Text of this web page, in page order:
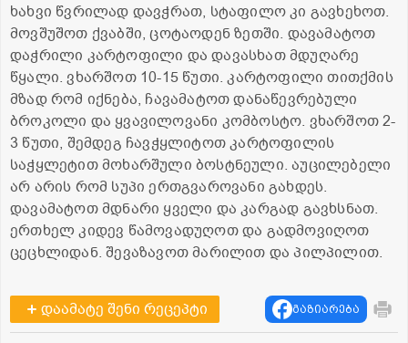
ხახვი წვრილად დავჭრათ, სტაფილო კი გავხეხოთ.
მოვშუშოთ ქვაბში, ცოტაოდენ ზეთში. დავამატოთ
დაჭრილი კარტოფილი და დავასხათ მდუღარე
წყალი. ვხარშოთ 10-15 წუთი. კარტოფილი თითქმის
მზად რომ იქნება, ჩავამატოთ დანაწევრებული
ბროკოლი და ყვავილოვანი კომბოსტო. ვხარშოთ 2-
3 წუთი, შემდეგ ჩავჭყლიტოთ კარტოფილის
საჭყლეტით მოხარშული ბოსტნეული. აუცილებელი
არ არის რომ სუპი ერთგვაროვანი გახდეს.
დავამატოთ მდნარი ყველი და კარგად გავხსნათ.
ერთხელ კიდევ წამოვადუღოთ და გადმოვიღოთ
ცეცხლიდან. შევაზავოთ მარილით და პილპილით.
დაამატე შენი რეცეპტი გაზიარება